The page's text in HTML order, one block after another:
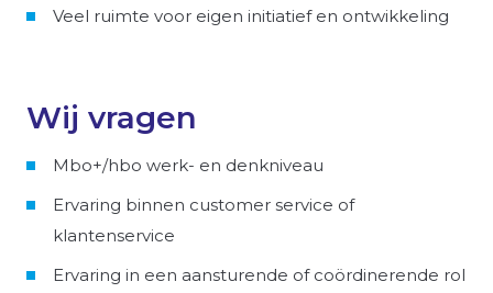
Veel ruimte voor eigen initiatief en ontwikkeling
Wij vragen
Mbo+/hbo werk- en denkniveau
Ervaring binnen customer service of
klantenservice
Ervaring in een aansturende of coördinerende rol